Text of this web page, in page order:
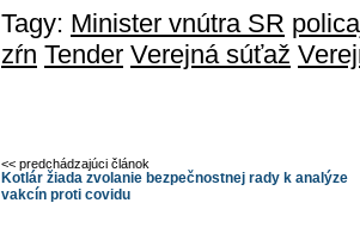
Tagy: Minister vnútra SR
zŕn Tender Verejná súťaž
<< predchádzajúci článok
Kotlár žiada zvolanie bezpečnostnej rady k analýze
vakcín proti covidu